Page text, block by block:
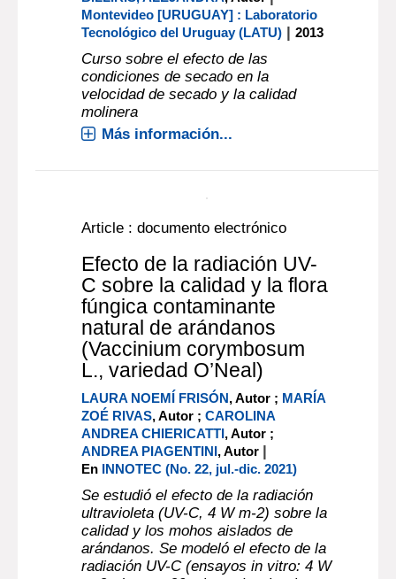
de secado y la calidad
molinera
BILLIRIS, ALEJANDRA, Autor
Montevideo [URUGUAY] : Laboratorio
Tecnológico del Uruguay (LATU) |
Curso sobre el efecto de las
velocidad de secado y la calidad
Article : documento electrónico
Efecto de la radiación UV-
C sobre la calidad y la flora
fúngica contaminante
natural de arándanos
(Vaccinium corymbosum
L., variedad O’Neal)
LAURA NOEMÍ FRISÓN, Autor ;MARÍA
ZOÉ RIVAS , Autor ;
CAROLINA
ANDREA CHIERICATTI, Autor ;
ANDREA PIAGENTINI
, Autor|
EnINNOTEC (No. 22, jul.-dic. 2021)
Se estudió el efecto de la radiación